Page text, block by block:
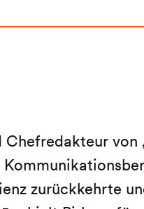
von
zurückkehrte